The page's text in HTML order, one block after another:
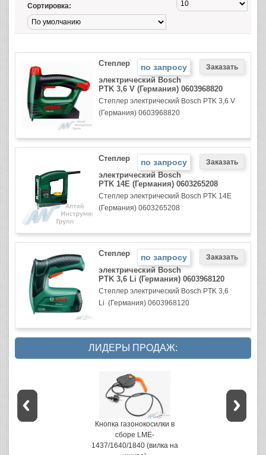
Сортировка:
по запросу
Степлер
электрический Bosch
PTK 3,6 V (Германия) 0603968820
Степлер электрический Bosch PTK 3,6 V
(Германия) 0603968820
по запросу
Степлер
электрический Bosch
PTK 14E (Германия) 0603265208
Степлер электрический Bosch PTK 14E
(Германия) 0603265208
по запросу
Степлер
электрический Bosch
PTK 3,6 Li (Германия) 0603968120
Степлер электрический Bosch PTK 3,6
Li (Германия) 0603968120
ЛИДЕРЫ ПРОДАЖ:
Кнопка газонокосилки в
сборе LME-
1437/1640/1840 (вилка на